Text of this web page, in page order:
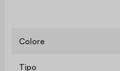
Colore
Tipo